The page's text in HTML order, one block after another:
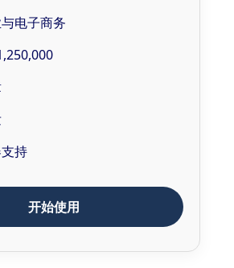
电子商务
持
开始使用